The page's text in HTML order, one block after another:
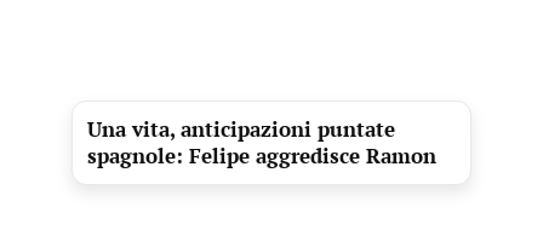
Una vita, anticipazioni puntate
spagnole: Felipe aggredisce Ramon